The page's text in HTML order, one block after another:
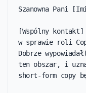
Szanowna Pani
[Wspólny kontakt]
w sprawie roli
Dobrze
ten obszar, i
short-form copy